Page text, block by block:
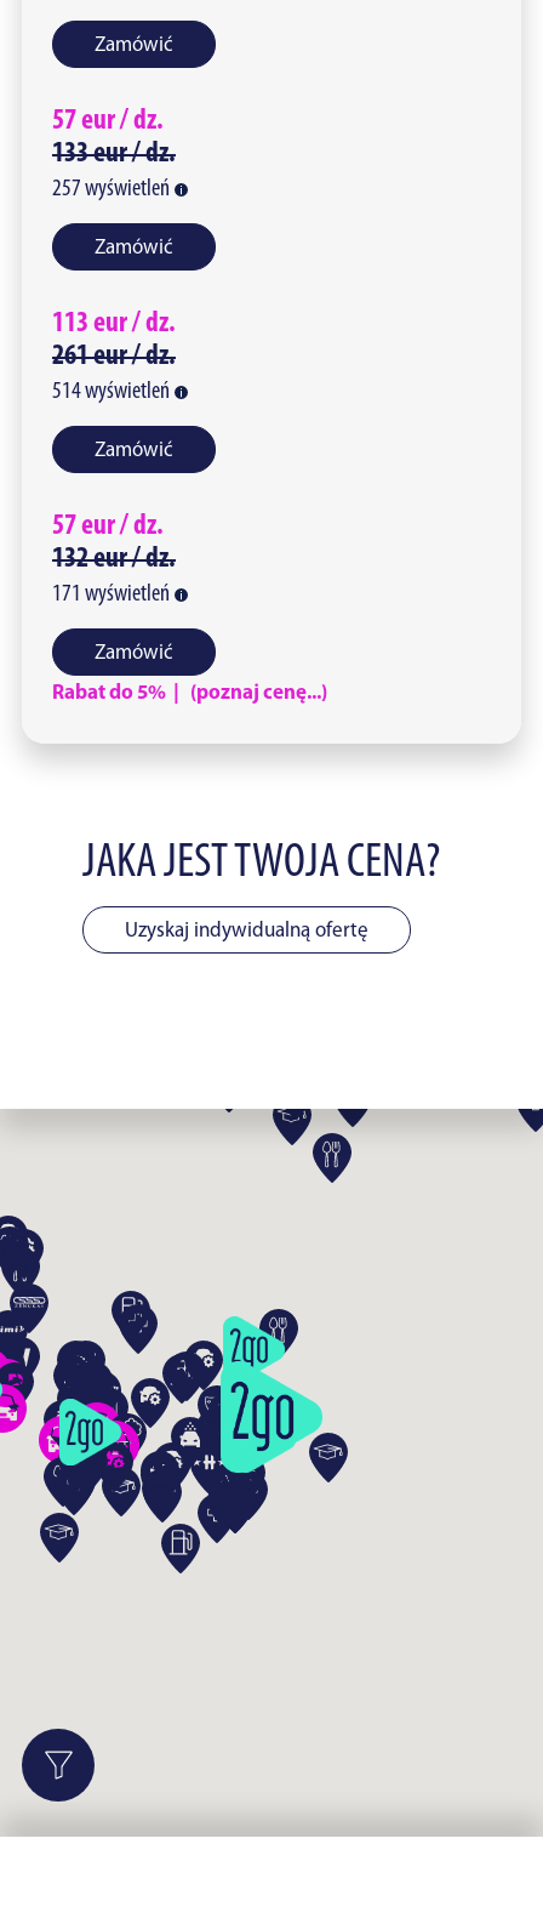
Zamówić
57eur /dz.
133eur /dz.
257 wyświetleń
Zamówić
113 eur /dz.
261eur /dz.
514wyświetleń
Zamówić
57eur /dz.
132eur /dz.
171 wyświetleń
Zamówić
Rabat do 5% | (poznaj cenę...)
JAKA JEST TWOJA CENA?
Uzyskaj indywidualną ofertę